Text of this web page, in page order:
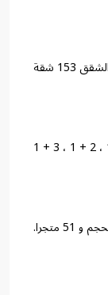
شقة